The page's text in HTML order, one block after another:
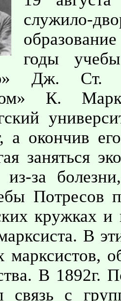
служило-
годы
Дж. Ст.
К.
а окончив
заняться
из-за
Потресов
кружках
В
марксистов,
В 1892г.
связь с